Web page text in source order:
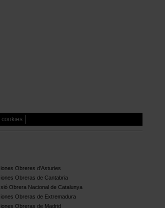
cookies
Obreres d'Asturies
Obreras de Cantabria
Obrera Nacional de Catalunya
Obreras de Extremadura
Obreras de Madrid